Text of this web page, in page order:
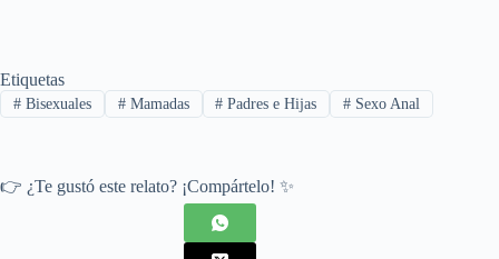
Etiquetas
#Bisexuales #Mamadas # Padres e Hijas # Sexo Anal
👉 ¿Te gustó este relato? ¡Compártelo! ✨